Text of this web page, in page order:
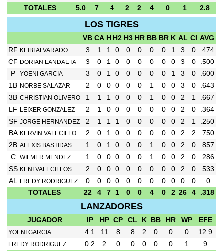
TOTALES
5.0 7 4 2 2 4 0 1 2.8
LOS TIGRES
VB CA H H2 H3 HR BB BR K AL CI AVG
RF KEIBI ALVARADO 3 1 1 0 0 0 0 0 1 3 0
.474
CF DORIAN LANDAETA 3 0 1 0 0 0 0 0 0 3 0
.500
P
YOENI GARCIA 3 0 1 0 0 0 0 0 1 3 0
.600
1B NORBE SALAZAR 2 0 0 0 0 0 1 0 0 3 0
.643
3B CHRISTIAN OLIVERO 1 1 1 0 0 0 1 0 0 2 1
.667
LF LEIXER GONZALEZ 2 1 0 0 0 0 0 0 0 2 0
.364
SF JORGE HERNANDEZ 2 1 1 1 0 0 0 0 0 2 1
.250
BA KERVIN VALECILLO 2 0 1 0 0 0 0 0 0 2 2
.750
2B ALEXIS BASTIDAS 1 0 1 0 0 0 1 0 0 2 0
.857
C
WILMER MENDEZ 1 0 0 0 0 0 1 0 0 2 0
.286
SS KENI VALECILLOS 2 0 0 0 0 0 0 0 0 2 0
.533
AL
FREDY RODRIGUEZ 0 0 0 0 0 0 0 0 0 0 0
.0
TOTALES
22 4 7 1 0 0 4 0 2 26 4 .318
LANZADORES
JUGADOR IP HP CP CL K BB HR WP EFE
YOENI GARCIA 4.1 11 8 8 2 0 0 0 12.9
FREDY RODRIGUEZ 0.2 2 0 0 0 0 0 1
9